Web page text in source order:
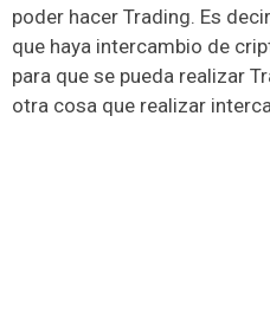
poder hacer Trading. Es
que haya intercambio de
para que se pueda realizar
otra cosa que realizar